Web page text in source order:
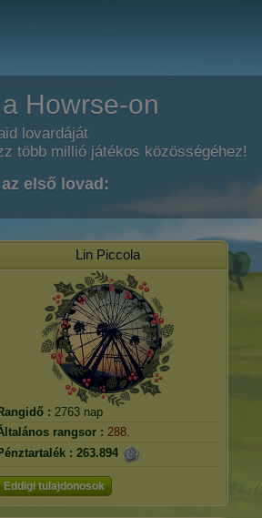
Howrse-on
lovardáját
több millió játékos közösségéhez!
első lovad:
Lin Piccola
: 2763 nap
rangsor : 288.
: 263.894
Eddigi tulajdonosok